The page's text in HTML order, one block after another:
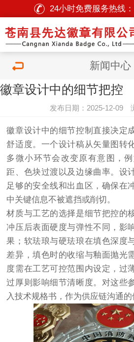
24小时免费服务热线：
新闻中心
徽章设计中的细节把控
发布日期：2025-12-09
徽章设计中的细节控制直接决定
舒适度。一个设计稿从矢量图转
多微小环节会改变原有意图，
距、色块过渡以及边缘曲率。设
足够的安全线和出血区，确保在
中关键信息不被遮挡或削切。
材质与工艺的选择是细节把控的
冲压后表面硬度与弹性不同，影
果；软珐琅与硬珐琅在填色深度
差异，填色时的收缩与釉面抛光
度需在工艺可控范围内设定，过
过厚则影响细节清晰度。对这些
入技术规格书，作为供应链沟通的